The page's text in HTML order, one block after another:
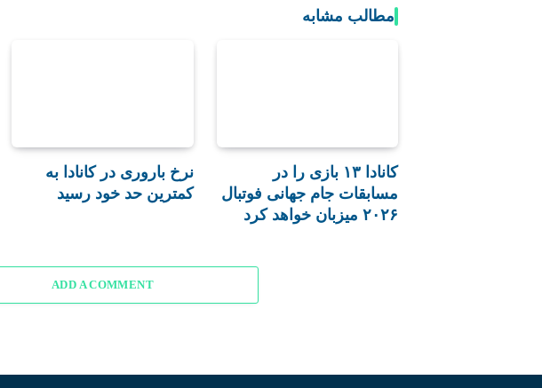
مطالب مشابه
کانادا ۱۳ بازی را در
مسابقات جام جهانی فوتبال
۲۰۲۶ میزبان خواهد کرد
نرخ باروری در کانادا به
کمترین حد خود رسید
ADD A COMMENT